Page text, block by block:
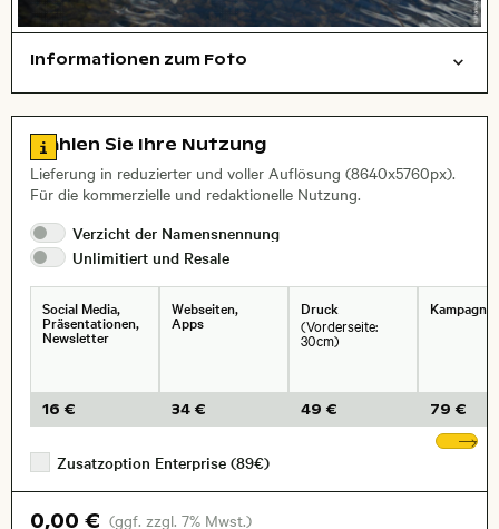
Informationen zum Foto
Zu den Lizenzinformationen springen
Wählen Sie Ihre Nutzung
Lieferung in reduzierter und voller Auflösung (8640x5760px).
Für die kommerzielle und redaktionelle Nutzung.
Verzicht der Namensnennung
Unlimitiert und Resale
Social Media,
Präsentationen,
Newsletter
16 €
Webseiten,
Apps
34 €
Druck
(Vorderseite:
30cm)
49 € 79 €
Zusatzoption Enterprise (89€)
0,00 € (ggf. zzgl. 7% Mwst.)